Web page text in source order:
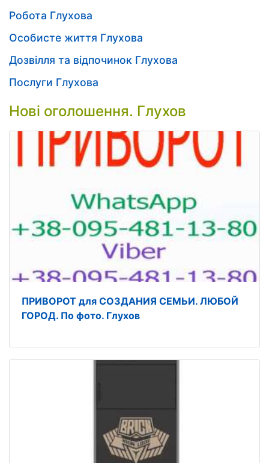
Робота Глухова
Особисте життя Глухова
Дозвілля та відпочинок Глухова
Послуги Глухова
Нові оголошення. Глухов
ПРИВОРОТ для СОЗДАНИЯ СЕМЬИ. ЛЮБОЙ
ГОРОД. По фото. Глухов